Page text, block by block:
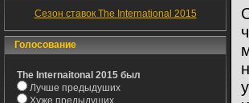
Сезон ставок The International 2015
Голосование
The Internaitonal 2015 был
Лучше предыдуших
Хуже предыдущих